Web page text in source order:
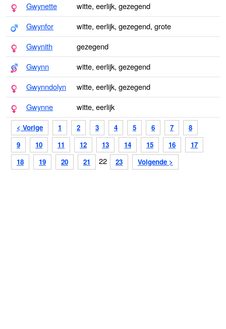
< Vorige 1 2 3 4 5 6 7
8
9
10 11 12 13 14 15 16
17
18
19 20 21 22 23 Volgende >
Gwynette
witte, eerlijk, gezegend
Gwynfor
witte, eerlijk, gezegend, grote
Gwynith
gezegend
Gwynn
witte, eerlijk, gezegend
Gwynndolyn
witte, eerlijk, gezegend
Gwynne
witte, eerlijk